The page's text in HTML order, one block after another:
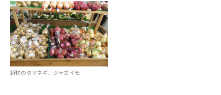
新物のタマネギ、ジャガイモ